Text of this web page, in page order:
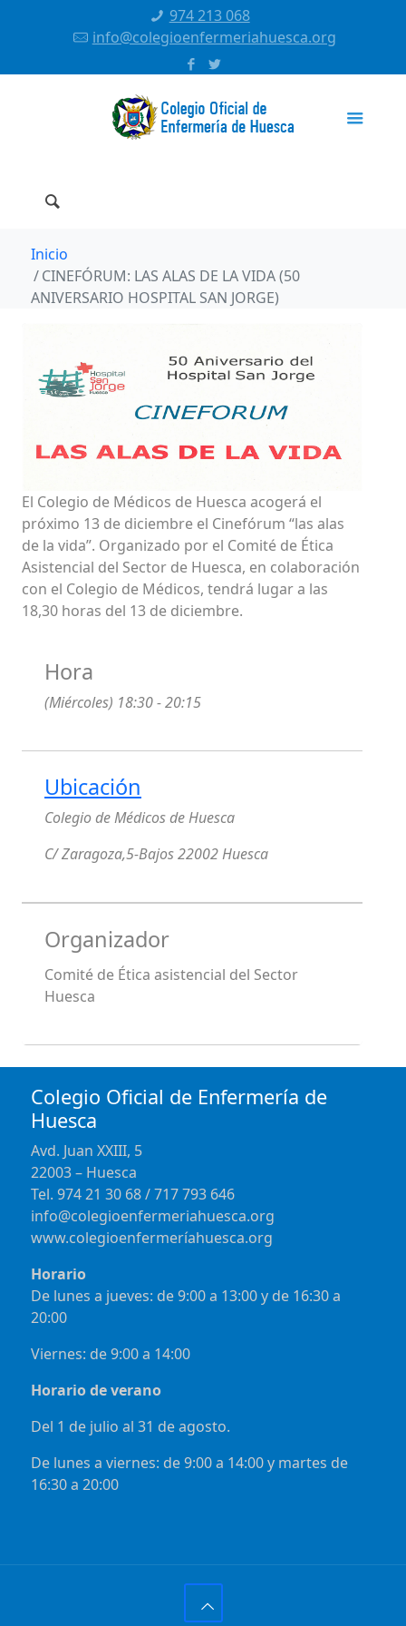
974 213 068
info@colegioenfermeriahuesca.org
Inicio
CINEFÓRUM: LAS ALAS DE LA VIDA (50
ANIVERSARIO HOSPITAL SAN JORGE)
El Colegio de Médicos de Huesca acogerá el
próximo 13 de diciembre el Cinefórum “las alas
de la vida”. Organizado por el Comité de Ética
Asistencial del Sector de Huesca, en colaboración
con el Colegio de Médicos, tendrá lugar a las
18,30 horas del 13 de diciembre.
Hora
(Miércoles) 18:30 - 20:15
Ubicación
Colegio de Médicos de Huesca
C/ Zaragoza,5-Bajos 22002 Huesca
Organizador
Comité de Ética asistencial del Sector
Huesca
Colegio Oficial de Enfermería de
Huesca
Avd. Juan XXIII, 5
22003 – Huesca
Tel. 974 21 30 68 / 717 793 646
info@colegioenfermeriahuesca.org
www.colegioenfermeríahuesca.org
Horario
De lunes a jueves: de 9:00 a 13:00 y de 16:30 a
20:00
Viernes: de 9:00 a 14:00
Horario de verano
Del 1 de julio al 31 de agosto.
De lunes a viernes: de 9:00 a 14:00 y martes de
16:30 a 20:00